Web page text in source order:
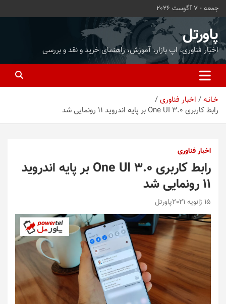
محتوا
بروید
جمعه - 7 آگوست 2026
پاورتل
اخبار فناوری، اپ بازار، آموزش، راهنمای خرید و نقد و بررسی
خـانـه
اخبار فناوری
رابط کاربری One UI 3.0 بر پایه اندروید 11 رونمایی شد
اخبار فناوری
رابط کاربری One UI 3.0 بر پایه اندروید
11 رونمایی شد
15 ژانویه 2021 پاورتل